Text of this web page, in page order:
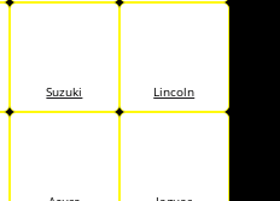
Suzuki Lincoln